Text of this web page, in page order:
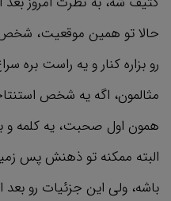
حالا تو همین موقعیت،
رو بزاره کنار و یه راست
مثالمون، اگه یه شخص
همون اول صحبت، یه کلمه و
البته ممکنه تو ذهنش پس
باشه، ولی این جزئیات رو